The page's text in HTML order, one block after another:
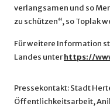
verlangsamen und so
zu schützen“, so Toplak
Für weitere Information
Landes unterhttps://
Pressekontakt: Stadt
Öffentlichkeitsarbeit,